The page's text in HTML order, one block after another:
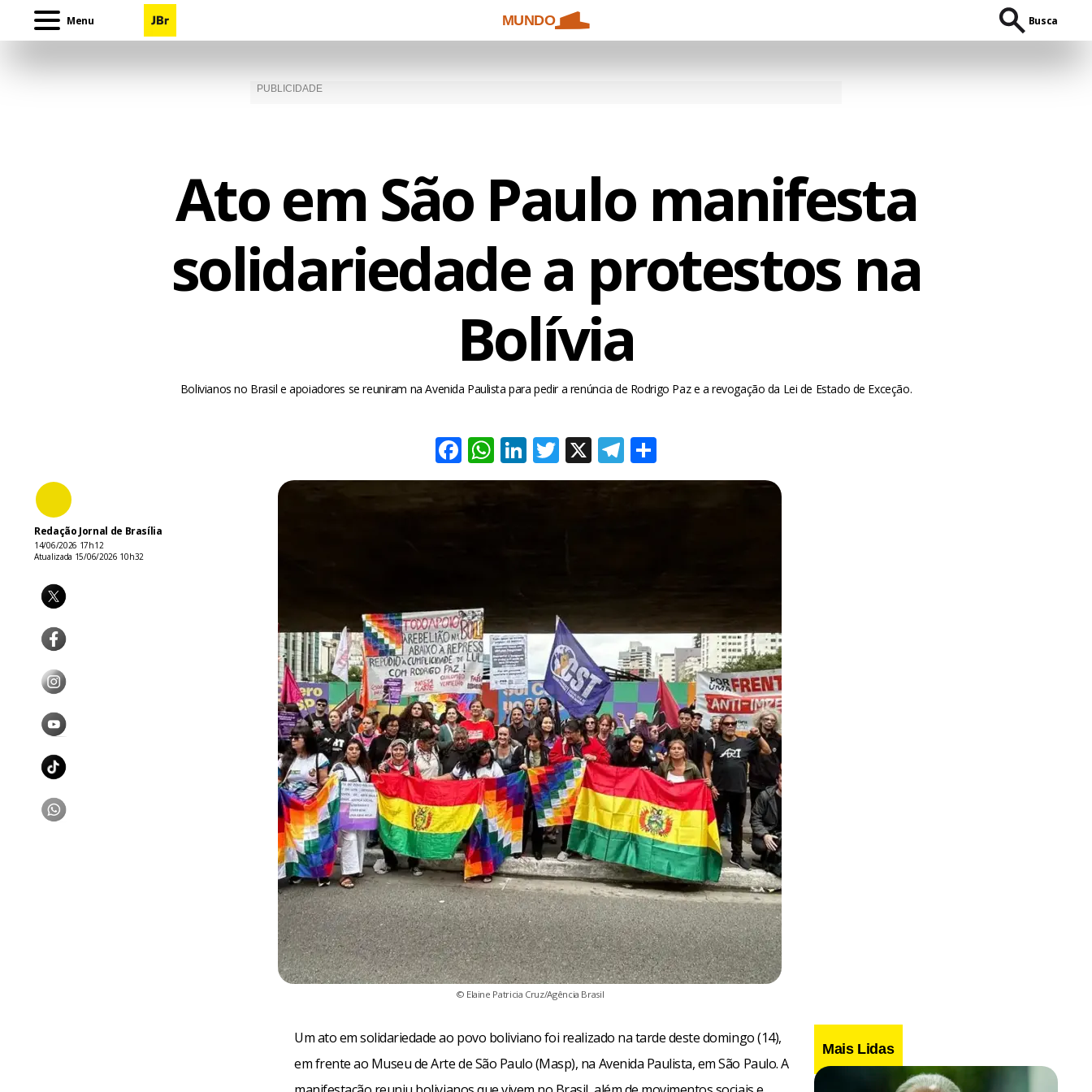
Menu MUNDO Busca
Ato em São Paulo manifesta
solidariedade a protestos na
Bolívia
Bolivianos no Brasil e apoiadores se reuniram na Avenida Paulista para pedir a renúncia de Rodrigo Paz e a revogação da Lei de Estado de Exceção.
Facebook
WhatsApp
LinkedIn
Twitter
X Telegram
Redação Jornal de Brasília
14/06/2026 17h12
Atualizada 15/06/2026 10h32
© Elaine Patricia Cruz/Agência Brasil
Um ato em solidariedade ao povo boliviano foi realizado na tarde deste domingo (14),
em frente ao Museu de Arte de São Paulo (Masp), na Avenida Paulista, em São Paulo. A
Mais Lidas